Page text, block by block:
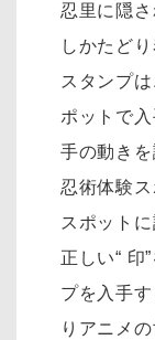
忍里に隠さ
しかたど
スタンプ
ポットで入
手の動き
忍術体験ス
スポット
正しい“ 印
プを入手
りアニメ